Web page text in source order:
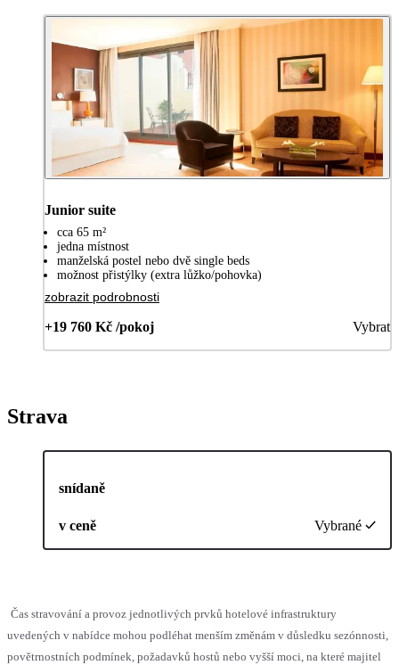
Junior suite
cca 65 m²
jedna místnost
manželská postel nebo dvě single beds
možnost přistýlky (extra lůžko/pohovka)
zobrazit podrobnosti
+19 760 Kč /pokoj Vybrat
Strava
snídaně
v ceně Vybrané
Čas stravování a provoz jednotlivých prvků hotelové infrastruktury
uvedených v nabídce mohou podléhat menším změnám v důsledku sezónnosti,
povětrnostních podmínek, požadavků hostů nebo vyšší moci, na které majitel